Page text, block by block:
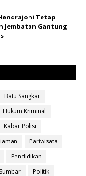
Tetap
Jembatan Gantung
Batu Sangkar
Hukum Kriminal
Kabar Polisi
Pariwisata
Pendidikan
Politik